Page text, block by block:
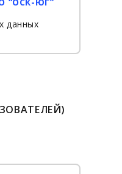
“ОСК-ЮГ”
данных